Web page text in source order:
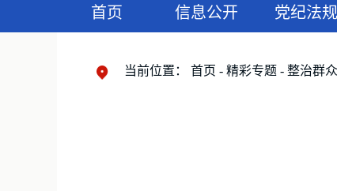
首页 信息公开 党纪法规
当前位置： 首页 精彩专题 整治群